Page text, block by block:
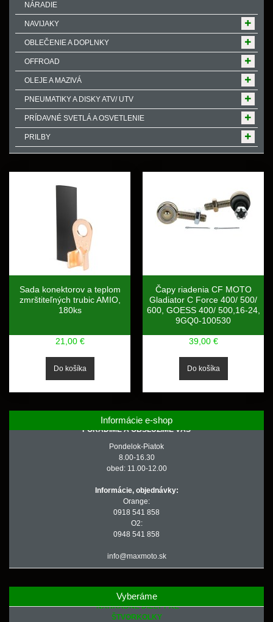
NÁRADIE
NAVIJAKY
OBLEČENIE A DOPLNKY
OFFROAD
OLEJE A MAZIVÁ
PNEUMATIKY A DISKY ATV/ UTV
PRÍDAVNÉ SVETLÁ A OSVETLENIE
PRILBY
Sada konektorov a teplom
zmrštiteľných trubic AMIO,
180ks
21,00 €
Čapy riadenia CF MOTO
Gladiator C Force 400/ 500/
600, GOESS 400/ 500,16-24,
9GQ0-100530
39,00 €
Informácie e-shop
PORADÍME A OBSLÚŽIME VÁS
Pondelok-Piatok
8.00-16.30
obed: 11.00-12.00
Informácie, objednávky:
Orange:
0918 541 858
O2:
0948 541 858
info@maxmoto.sk
Vyberáme
NÁHRADNÉ DIELY PRE
ŠTVORKOLKY